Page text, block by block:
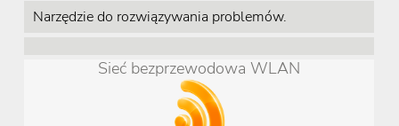
Narzędzie do rozwiązywania problemów.
Sieć bezprzewodowa WLAN